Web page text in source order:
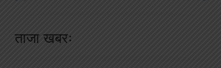
ताजा खबरः